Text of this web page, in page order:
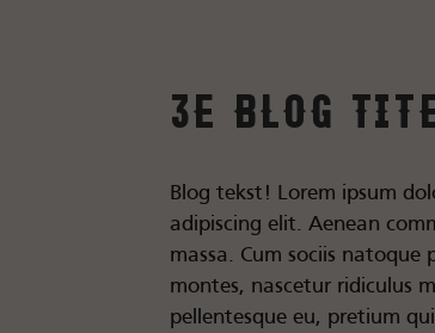
3e blog
Blog tekst! Lorem ipsum
adipiscing elit. Aenean
massa. Cum sociis
montes, nascetur ridiculus
pellentesque eu, pretium